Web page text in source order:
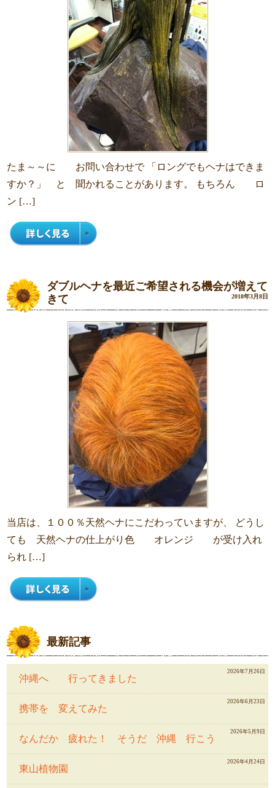
たま～～に お問い合わせで 「ロングでもヘナはできま
すか？」 と 聞かれることがあります。 もちろん ロ
ン […]
ダブルヘナを最近ご希望される機会が増えて
きて
2018年3月8日
当店は、１００％天然ヘナにこだわっていますが、 どうし
ても 天然ヘナの仕上がり色 オレンジ が受け入れ
られ […]
最新記事
沖縄へ 行ってきました
2026年7月26日
携帯を 変えてみた
2026年6月23日
なんだか 疲れた！ そうだ 沖縄 行こう
2026年5月9日
東山植物園
2026年4月24日